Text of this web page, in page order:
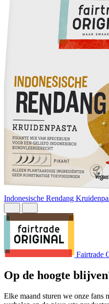
Indonesische Rendang
Fairtrade
Op de hoogte
Elke maand sturen we onze fans